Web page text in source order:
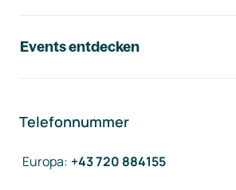
Events entdecken
Telefonnummer
Europa: +43 720 884155